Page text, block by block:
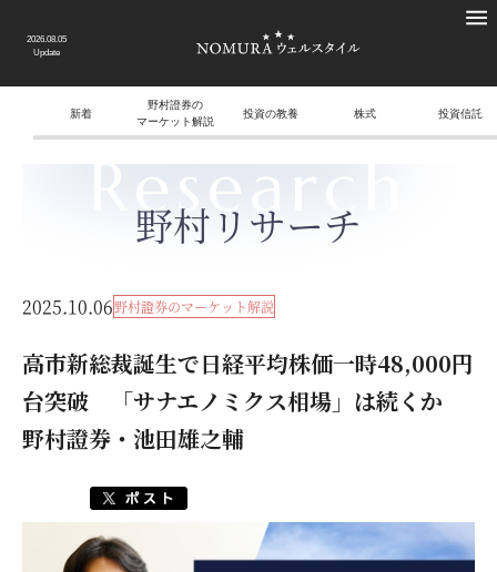
2026.08.05
Update
新着
野村證券の
マーケット解説
投資の教養 株式 投資信託
Research
野村リサーチ
2025.10.06野村證券のマーケット解説
高市新総裁誕生で日経平均株価一時48,000円
台突破 「サナエノミクス相場」は続くか
野村證券・池田雄之輔